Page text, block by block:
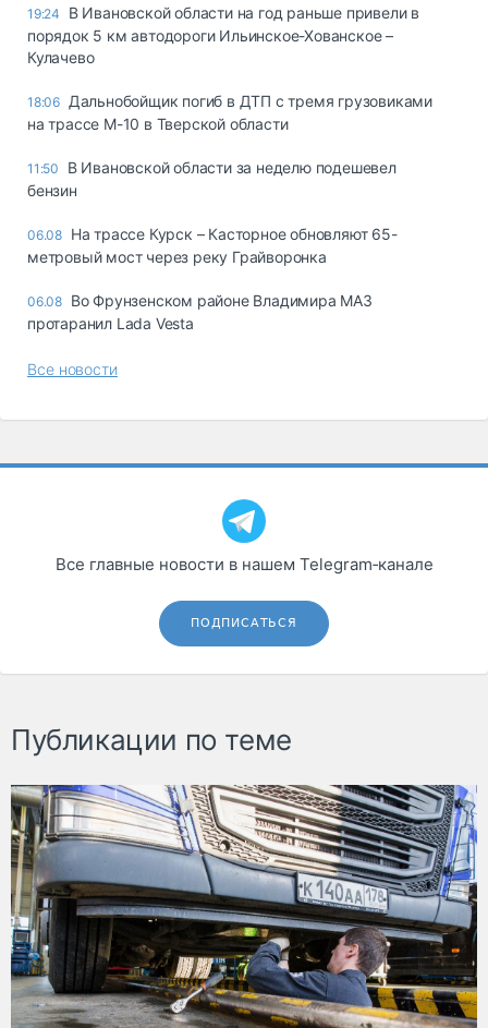
19:24
В Ивановской области на год раньше привели в
порядок 5 км автодороги Ильинское-Хованское –
Кулачево
18:06 Дальнобойщик погиб в ДТП с тремя грузовиками
на трассе М-10 в Тверской области
11:50
В Ивановской области за неделю подешевел
бензин
06.08 На трассе Курск – Касторное обновляют 65-
метровый мост через реку Грайворонка
06.08 Во Фрунзенском районе Владимира МАЗ
протаранил Lada Vesta
Все новости
Все главные новости в нашем Telegram‑канале
ПОДПИСАТЬСЯ
Публикации по теме